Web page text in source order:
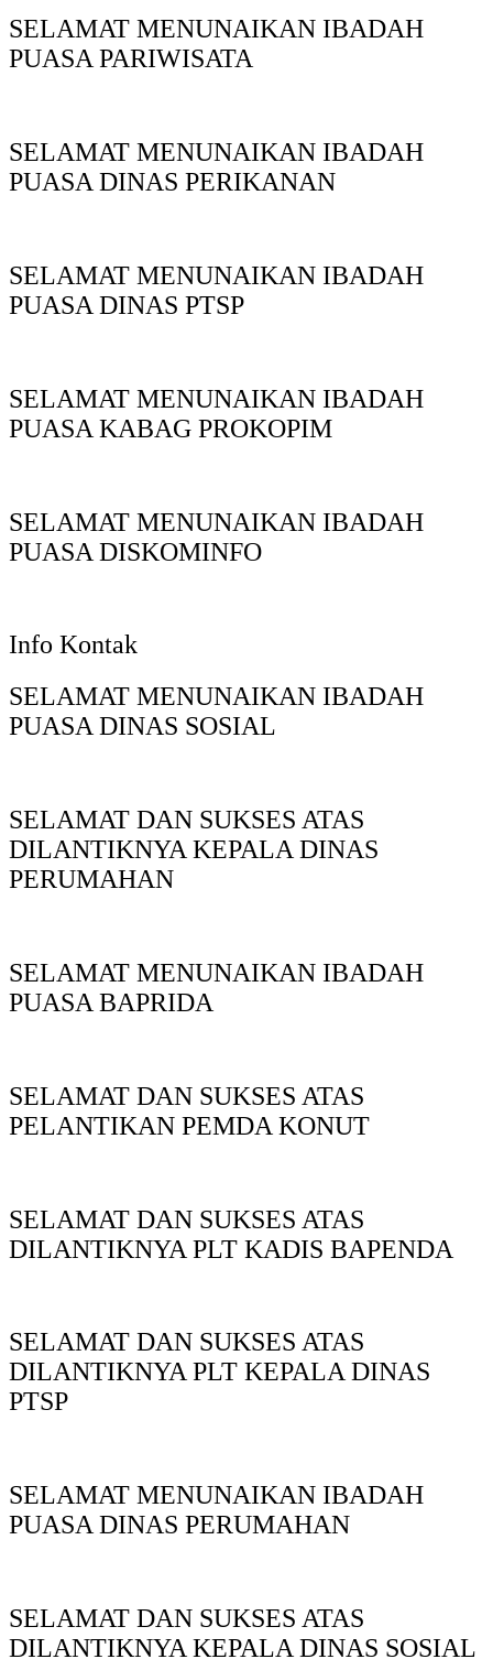
SELAMAT MENUNAIKAN IBADAH
PUASA PARIWISATA
SELAMAT MENUNAIKAN IBADAH
PUASA DINAS PERIKANAN
SELAMAT MENUNAIKAN IBADAH
PUASA DINAS PTSP
SELAMAT MENUNAIKAN IBADAH
PUASA KABAG PROKOPIM
SELAMAT MENUNAIKAN IBADAH
PUASA DISKOMINFO
Info Kontak
SELAMAT MENUNAIKAN IBADAH
PUASA DINAS SOSIAL
SELAMAT DAN SUKSES ATAS
DILANTIKNYA KEPALA DINAS
PERUMAHAN
SELAMAT MENUNAIKAN IBADAH
PUASA BAPRIDA
SELAMAT DAN SUKSES ATAS
PELANTIKAN PEMDA KONUT
SELAMAT DAN SUKSES ATAS
DILANTIKNYA PLT KADIS BAPENDA
SELAMAT DAN SUKSES ATAS
DILANTIKNYA PLT KEPALA DINAS
PTSP
SELAMAT MENUNAIKAN IBADAH
PUASA DINAS PERUMAHAN
SELAMAT DAN SUKSES ATAS
DILANTIKNYA KEPALA DINAS SOSIAL